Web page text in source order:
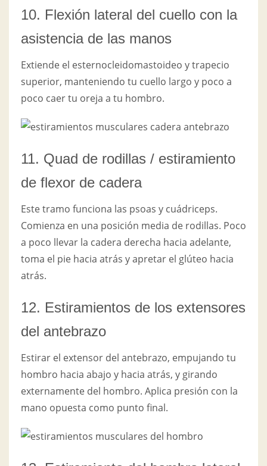
10. Flexión lateral del cuello con la
asistencia de las manos
Extiende el esternocleidomastoideo y trapecio
superior, manteniendo tu cuello largo y poco a
poco caer tu oreja a tu hombro.
11. Quad de rodillas / estiramiento
de flexor de cadera
Este tramo funciona las psoas y cuádriceps.
Comienza en una posición media de rodillas. Poco
a poco llevar la cadera derecha hacia adelante,
toma el pie hacia atrás y apretar el glúteo hacia
atrás.
12. Estiramientos de los extensores
del antebrazo
Estirar el extensor del antebrazo, empujando tu
hombro hacia abajo y hacia atrás, y girando
externamente del hombro. Aplica presión con la
mano opuesta como punto final.